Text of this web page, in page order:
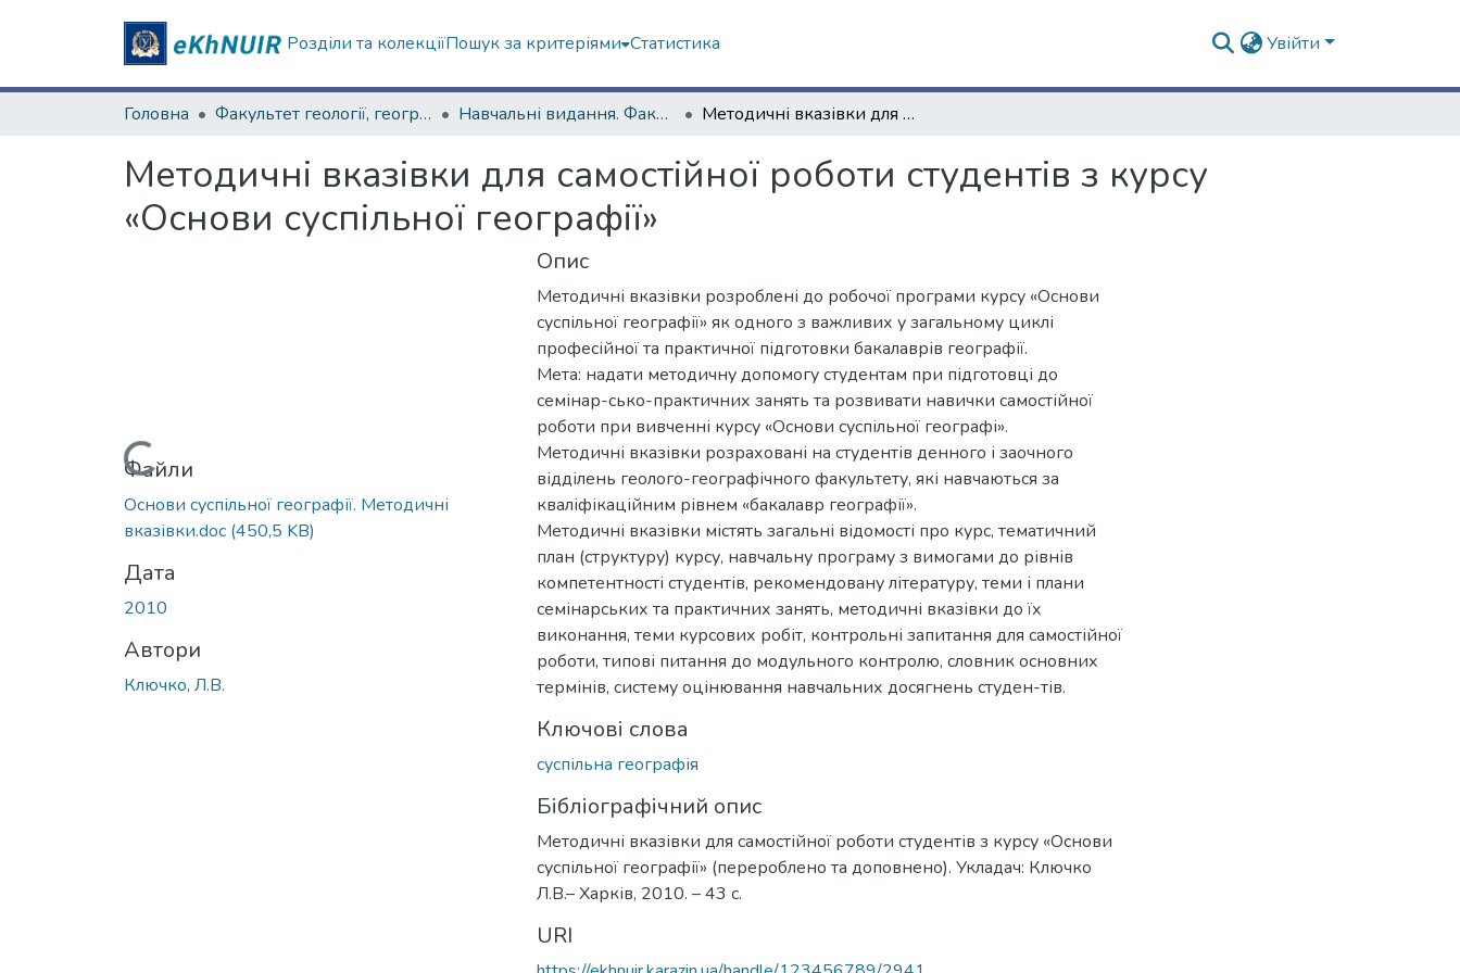
Розділи та колекціїПошук за критеріями Статистика Увійти
Головна Факультет геології, географіії, рекреації і туризму Навчальні видання. Факультет геології, географіії, рекреації і туризму Методичні вказівки для самостійної роботи студентів з курсу «Основи суспільної географії»
Методичні вказівки для самостійної роботи студентів з курсу
«Основи суспільної географії»
Вантажиться...
Файли
Основи суспільної географії. Методичні
вказівки.doc (450,5 KB)
Дата
2010
Автори
Ключко, Л.В.
Опис
Методичні вказівки розроблені до робочої програми курсу «Основи
суспільної географії» як одного з важливих у загальному циклі
професійної та практичної підготовки бакалаврів географії.
Мета: надати методичну допомогу студентам при підготовці до
семінар-сько-практичних занять та розвивати навички самостійної
роботи при вивченні курсу «Основи суспільної географі».
Методичні вказівки розраховані на студентів денного і заочного
відділень геолого-географічного факультету, які навчаються за
кваліфікаційним рівнем «бакалавр географії».
Методичні вказівки містять загальні відомості про курс, тематичний
план (структуру) курсу, навчальну програму з вимогами до рівнів
компетентності студентів, рекомендовану літературу, теми і плани
семінарських та практичних занять, методичні вказівки до їх
виконання, теми курсових робіт, контрольні запитання для самостійної
роботи, типові питання до модульного контролю, словник основних
термінів, систему оцінювання навчальних досягнень студен-тів.
Ключові слова
суспільна географія
Бібліографічний опис
Методичні вказівки для самостійної роботи студентів з курсу «Основи
суспільної географії» (перероблено та доповнено). Укладач: Ключко
Л.В.– Харків‚ 2010. – 43 с.
URI